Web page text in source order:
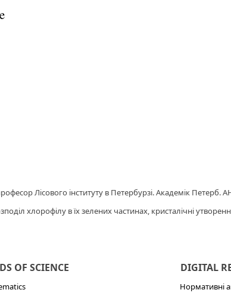
Лісового інституту в Петербурзі. Академік Петерб.
хлорофілу в їх зелених частинах, кристалічні
OF SCIENCE DIGITAL
Нормативні